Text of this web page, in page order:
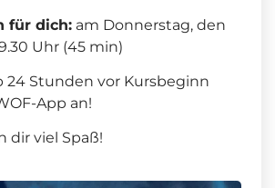
für dich: am Donnerstag, den
Uhr (45 min)
24 Stunden vor Kursbeginn
App an!
dir viel Spaß!